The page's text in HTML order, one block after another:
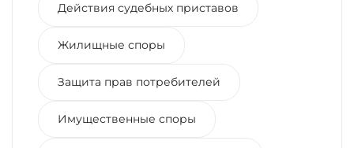
Действия судебных приставов
Жилищные споры
Защита прав потребителей
Имущественные споры